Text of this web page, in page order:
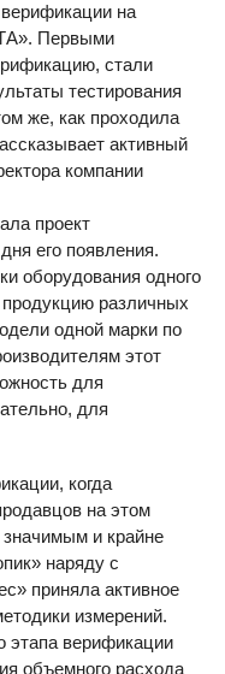
на
Первыми
стали
тестирования
же, как проходила
активный
компании
проект
его появления.
оборудования одного
продукцию различных
одной марки по
этот
для
для
когда
на этом
и крайне
наряду с
приняла активное
измерений.
этапа верификации
объемного расхода